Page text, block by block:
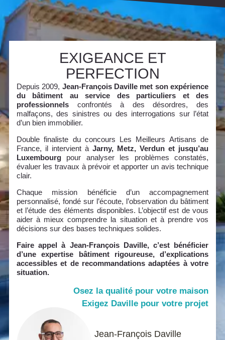
EXIGEANCE ET
PERFECTION
Depuis 2009, Jean-François Daville met son expérience
du bâtiment au service des particuliers et des
professionnelsconfrontés à des désordres, des
malfaçons, des sinistres ou des interrogations sur l’état
d’un bien immobilier.
Double finaliste du concours Les Meilleurs Artisans de
France, il intervient à Jarny, Metz, Verdun et jusqu’au
Luxembourgpour analyser les problèmes constatés,
évaluer les travaux à prévoir et apporter un avis technique
clair.
Chaque mission bénéficie d’un accompagnement
personnalisé, fondé sur l’écoute, l’observation du bâtiment
et l’étude des éléments disponibles. L’objectif est de vous
aider à mieux comprendre la situation et à prendre vos
décisions sur des bases techniques solides.
Faire appel à Jean-François Daville, c’est bénéficier
d’une expertise bâtiment rigoureuse, d’explications
accessibles et de recommandations adaptées à votre
situation.
Osez la qualité pour votre maison
Exigez Daville pour votre projet
Jean-François Daville